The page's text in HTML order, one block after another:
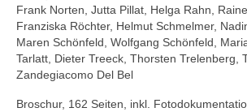
Frank Norten, Jutta Pillat, Helga Rahn,
Franziska Röchter, Helmut Schmelmer,
Maren Schönfeld, Wolfgang Schönfeld,
Tarlatt, Dieter Treeck, Thorsten Trelenberg,
Zandegiacomo Del Bel
Broschur, 162 Seiten, inkl.